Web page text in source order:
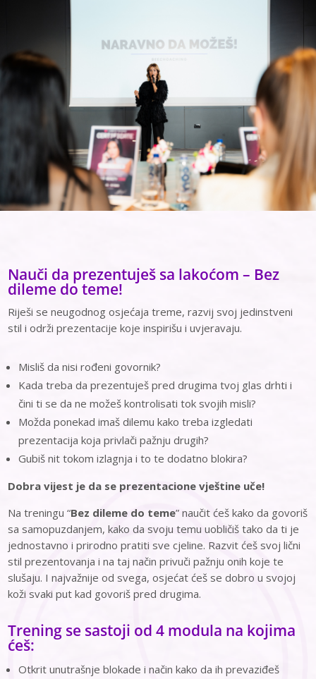
Nauči da prezentuješ sa lakoćom – Bez
dileme do teme!
Riješi se neugodnog osjećaja treme, razvij svoj jedinstveni
stil i održi prezentacije koje inspirišu i uvjeravaju.
Misliš da nisi rođeni govornik?
Kada treba da prezentuješ pred drugima tvoj glas drhti i
čini ti se da ne možeš kontrolisati tok svojih misli?
Možda ponekad imaš dilemu kako treba izgledati
prezentacija koja privlači pažnju drugih?
Gubiš nit tokom izlagnja i to te dodatno blokira?
Dobra vijest je da se prezentacione vještine uče!
Na treningu “Bez dileme do teme” naučit ćeš kako da govoriš
sa samopuzdanjem, kako da svoju temu uobličiš tako da ti je
jednostavno i prirodno pratiti sve cjeline. Razvit ćeš svoj lični
stil prezentovanja i na taj način privuči pažnju onih koje te
slušaju. I najvažnije od svega, osjećat ćeš se dobro u svojoj
koži svaki put kad govoriš pred drugima.
Trening se sastoji od 4 modula na kojima
ćeš:
Otkrit unutrašnje blokade i način kako da ih prevaziđeš